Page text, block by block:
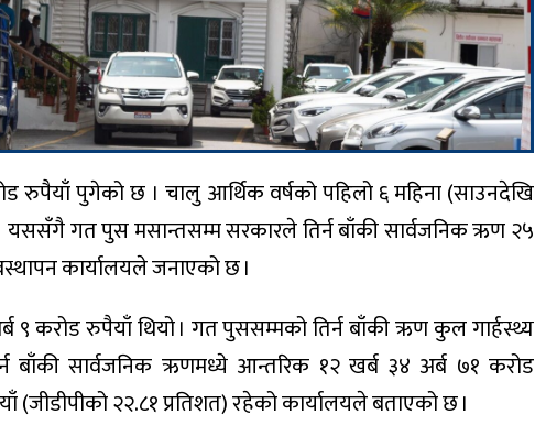
रुपैयाँ पुगेको छ । चालु आर्थिक वर्षको पहिलो ६ महिना (साउनदेखि
गत पुस मसान्तसम्म सरकारले तिर्न बाँकी सार्वजनिक ऋण २५
कार्यालयले जनाएको छ ।
९ करोड रुपैयाँ थियो । गत पुससम्मको तिर्न बाँकी ऋण कुल गार्हस्थ्य
बाँकी सार्वजनिक ऋणमध्ये आन्तरिक १२ खर्ब ३४ अर्ब ७१ करोड
(जीडीपीको २२.८१ प्रतिशत) रहेको कार्यालयले बताएको छ ।